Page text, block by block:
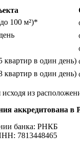
100 м²)*
квартир в один день)
квартир в один день)
из
аккредитована в
банка: РНКБ
7813448465